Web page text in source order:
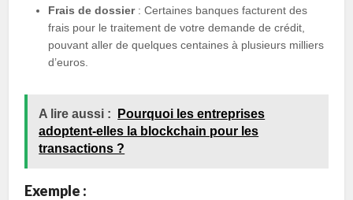
Frais de dossier: Certaines banques facturent des
frais pour le traitement de votre demande de crédit,
pouvant aller de quelques centaines à plusieurs milliers
d’euros.
A lire aussi :
Pourquoi les entreprises
adoptent-elles la blockchain pour les
transactions ?
Exemple :